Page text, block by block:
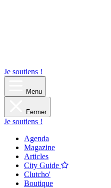
Je soutiens !
Menu
Fermer
Je soutiens !
Agenda
Magazine
Articles
City Guide
Clutcho'
Boutique